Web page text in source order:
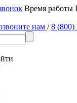
Время работы
нам / 8 (800)